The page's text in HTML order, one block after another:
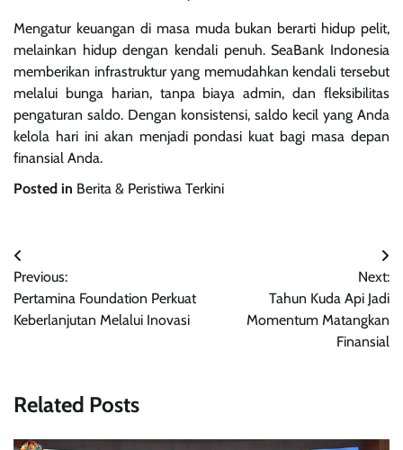
Mengatur keuangan di masa muda bukan berarti hidup pelit,
melainkan hidup dengan kendali penuh. SeaBank Indonesia
memberikan infrastruktur yang memudahkan kendali tersebut
melalui bunga harian, tanpa biaya admin, dan fleksibilitas
pengaturan saldo. Dengan konsistensi, saldo kecil yang Anda
kelola hari ini akan menjadi pondasi kuat bagi masa depan
finansial Anda.
Posted in Berita & Peristiwa Terkini
Navigasi
pos
Previous:
Pertamina Foundation Perkuat
Keberlanjutan Melalui Inovasi
Next:
Tahun Kuda Api Jadi
Momentum Matangkan
Finansial
Related Posts